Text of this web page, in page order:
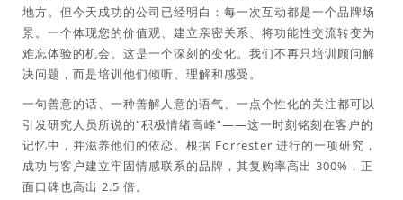
地方。但今天成功的公司已经明白：每一次互动都是一个品牌场
景。一个体现您的价值观、建立亲密关系、将功能性交流转变为
难忘体验的机会。这是一个深刻的变化。我们不再只培训顾问解
决问题，而是培训他们倾听、理解和感受。
一句善意的话、一种善解人意的语气、一点个性化的关注都可以
引发研究人员所说的“积极情绪高峰”——这一时刻铭刻在客户的
记忆中，并滋养他们的依恋。根据 Forrester 进行的一项研究，
成功与客户建立牢固情感联系的品牌，其复购率高出 300%，正
面口碑也高出 2.5 倍。